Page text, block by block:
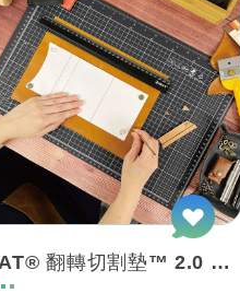
iMAT® 翻轉切割墊™ 2.0 吸磁版 搭配強磁 摺疊/專業/工作墊 套組